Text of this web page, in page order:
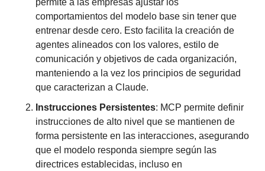
permite a las empresas ajustar los
comportamientos del modelo base sin tener que
entrenar desde cero. Esto facilita la creación de
agentes alineados con los valores, estilo de
comunicación y objetivos de cada organización,
manteniendo a la vez los principios de seguridad
que caracterizan a Claude.
Instrucciones Persistentes: MCP permite definir
instrucciones de alto nivel que se mantienen de
forma persistente en las interacciones, asegurando
que el modelo responda siempre según las
directrices establecidas, incluso en